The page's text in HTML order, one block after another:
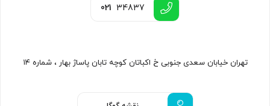
021 34837
تهران خیابان سعدی جنوبی خ اکباتان کوچه تابان پاساژ بهار ، شماره ۱۴